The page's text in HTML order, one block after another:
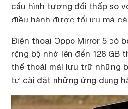
cấu hình tượng đối thấp so
điều hành được tối ưu mà
Điện thoại Oppo Mirror 5 có
rộng bộ nhớ lên đến 128 GB
thể thoải mái lưu trữ những
tư cài đặt những ứng dụng